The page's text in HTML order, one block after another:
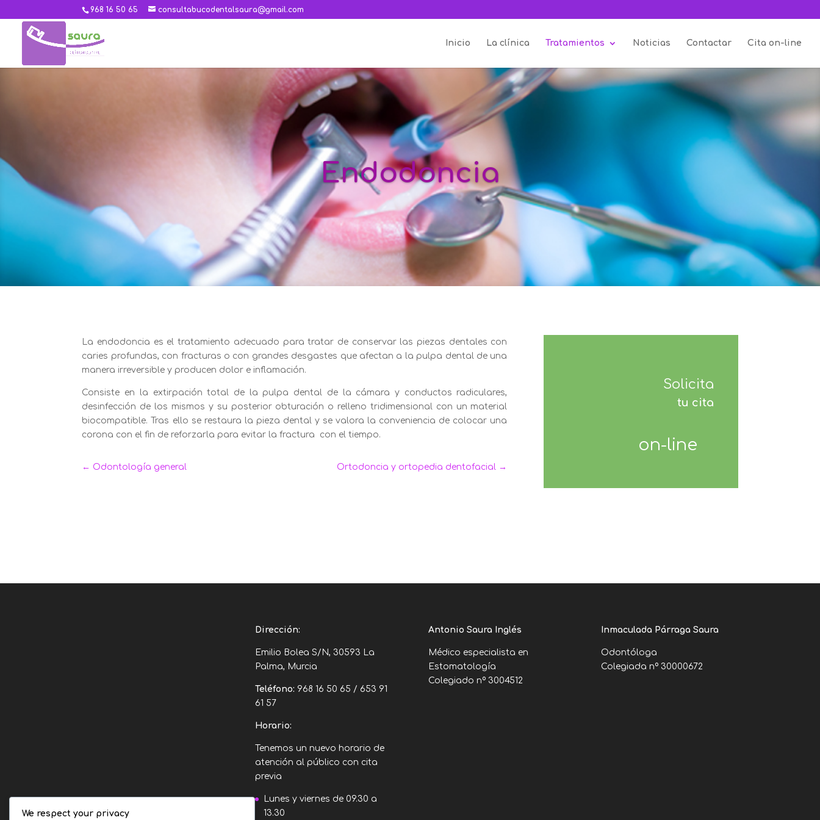
968 16 50 65 consultabucodentalsaura@gmail.com
Inicio La clínica Tratamientos Noticias Contactar Cita on-line
Endodoncia
La endodoncia es el tratamiento adecuado para tratar de conservar las piezas dentales con
caries profundas, con fracturas o con grandes desgastes que afectan a la pulpa dental de una
manera irreversible y producen dolor e inflamación.
Consiste en la extirpación total de la pulpa dental de la cámara y conductos radiculares,
desinfección de los mismos y su posterior obturación o relleno tridimensional con un material
biocompatible. Tras ello se restaura la pieza dental y se valora la conveniencia de colocar una
corona con el fin de reforzarla para evitar la fractura con el tiempo.
← Odontología general Ortodoncia y ortopedia dentofacial →
Solicita
tu cita
on-line
Dirección:
Emilio Bolea S/N, 30593 La
Palma, Murcia
Teléfono: 968 16 50 65 / 653 91
61 57
Horario:
Tenemos un nuevo horario de
atención al público con cita
previa
Lunes y viernes de 09.30 a
13.30
Antonio Saura Inglés
Médico especialista en
Estomatología
Colegiado nº 3004512
Inmaculada Párraga Saura
Odontóloga
Colegiada nº 30000672
We respect your privacy